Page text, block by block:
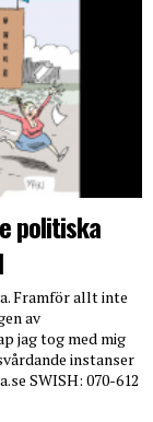
politiska
Framför allt inte
av
jag tog med mig
instanser
SWISH: 070-612